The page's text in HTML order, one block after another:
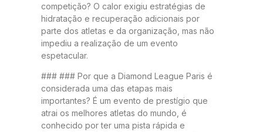
competição? O calor exigiu estratégias de
hidratação e recuperação adicionais por
parte dos atletas e da organização, mas não
impediu a realização de um evento
espetacular.
### ### Por que a Diamond League Paris é
considerada uma das etapas mais
importantes? É um evento de prestígio que
atrai os melhores atletas do mundo, é
conhecido por ter uma pista rápida e